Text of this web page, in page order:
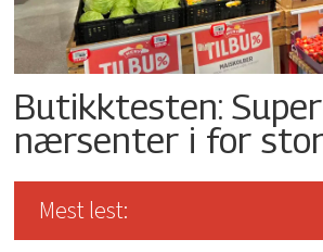
Butikktesten:
nærsenter i for
Mest lest: